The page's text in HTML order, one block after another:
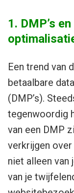
1. DMP’s
Een trend van
betaalbare
(DMP’s).
tegenwoordig
van een DMP
verkrijgen
niet alleen van
van je